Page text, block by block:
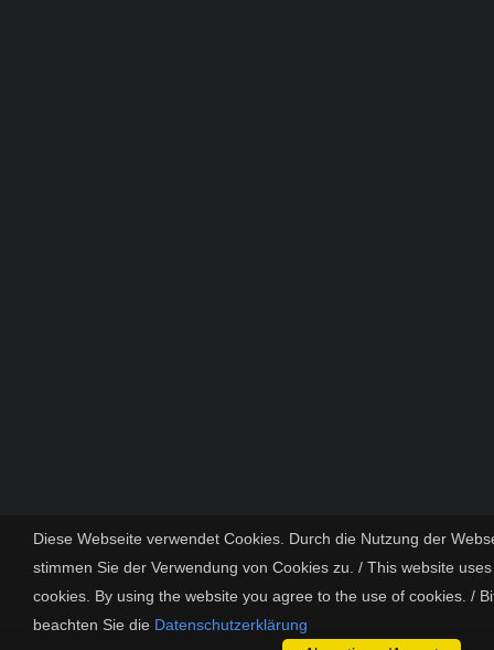
Diese Webseite verwendet Cookies. Durch die Nutzung der
stimmen Sie der Verwendung von Cookies zu. / This website uses
cookies. By using the website you agree to the use of cookies. /
beachten Sie die Datenschutzerklärung